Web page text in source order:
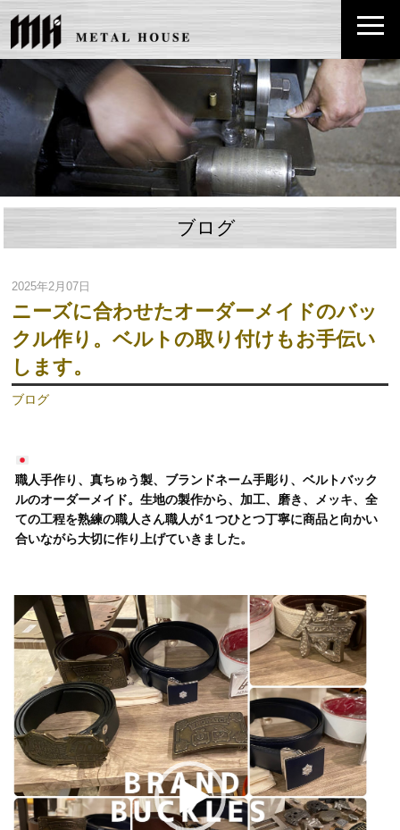
ブログ
2025年2月07日
ニーズに合わせたオーダーメイドのバッ
クル作り。ベルトの取り付けもお手伝い
します。
ブログ
職人手作り、真ちゅう製、ブランドネーム手彫り、ベルトバック
ルのオーダーメイド。生地の製作から、加工、磨き、メッキ、全
ての工程を熟練の職人さん職人が１つひとつ丁寧に商品と向かい
合いながら大切に作り上げていきました。
画
プ
レ
ヤ
ー